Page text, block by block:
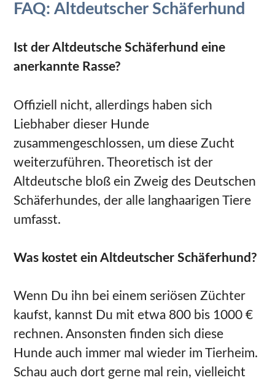
FAQ: Altdeutscher Schäferhund
Ist der Altdeutsche Schäferhund eine
anerkannte Rasse?
Offiziell nicht, allerdings haben sich
Liebhaber dieser Hunde
zusammengeschlossen, um diese Zucht
weiterzuführen. Theoretisch ist der
Altdeutsche bloß ein Zweig des Deutschen
Schäferhundes, der alle langhaarigen Tiere
umfasst.
Was kostet ein Altdeutscher Schäferhund?
Wenn Du ihn bei einem seriösen Züchter
kaufst, kannst Du mit etwa 800 bis 1000 €
rechnen. Ansonsten finden sich diese
Hunde auch immer mal wieder im Tierheim.
Schau auch dort gerne mal rein, vielleicht